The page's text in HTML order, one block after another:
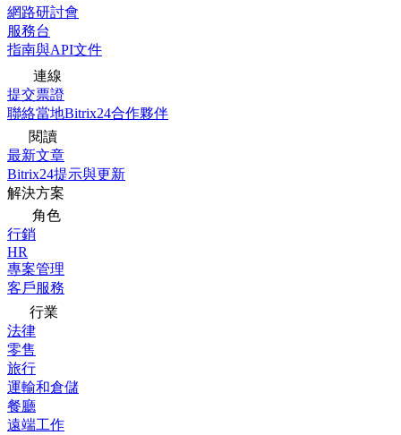
網路研討會
服務台
指南與API文件
連線
提交票證
聯絡當地Bitrix24合作夥伴
閱讀
最新文章
Bitrix24提示與更新
解決方案
角色
行銷
HR
專案管理
客戶服務
行業
法律
零售
旅行
運輸和倉儲
餐廳
遠端工作